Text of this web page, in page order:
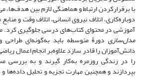
با برقرار‌کردن ارتباط و هماهنگی لازم بین هدف‌ها،
دوباره‌کاری، اتلاف نیروی انسانی، اتلاف وقت و
آموزشی در محتوای کتاب‌های درسی جلوگیری کرد.
مدل‌سازی دورۀ متوسطه باید به‌گونه‌ای
دانش‌آموزان را قادر سازد علاوه‌بر انجام اعمال
را در زندگی روزمره به‌کار گیرند و به بررسی
بپردازند و همچنین مهارت تجزیه و تحلیل